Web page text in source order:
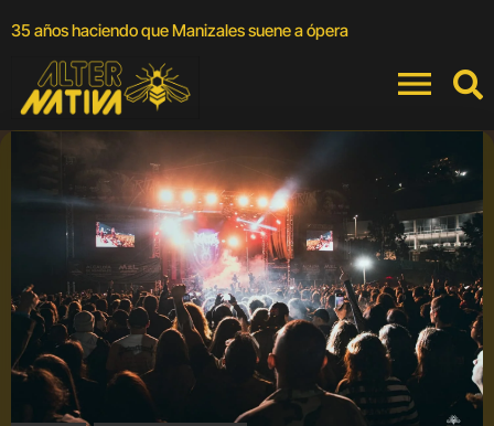
35 años haciendo que Manizales suene a ópera